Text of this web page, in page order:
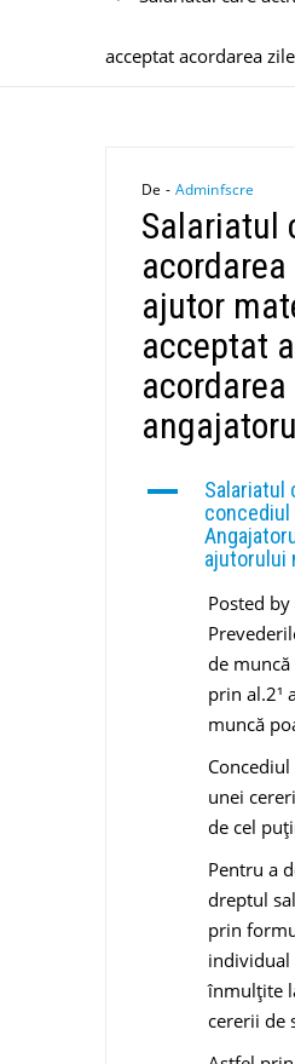
acceptat acordarea
De - Adminfscre
Salariatul
ajutor
acceptat
A
Salariatul
concediul
ajutorului
Posted by
de
prin al.2¹
muncă
unei
de cel
Pentru a
dreptul
prin
individual
înmulțite
cererii de